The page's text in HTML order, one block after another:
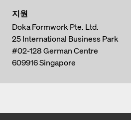
지원
Doka Formwork Pte. Ltd.
25 International Business Park
#02-128 German Centre
609916Singapore